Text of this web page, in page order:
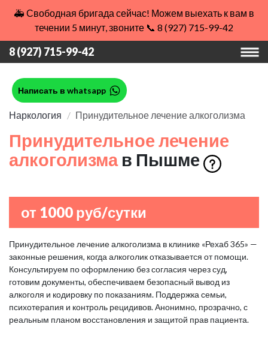
🚑 Свободная бригада сейчас! Можем выехать к вам в
течении 5 минут, звоните 📞 8 (927) 715-99-42
8 (927) 715-99-42
Написать в whatsapp
Наркология Принудительное лечение алкоголизма
Принудительное лечение
алкоголизма в Пышме
от 1000 руб/сутки
Принудительное лечение алкоголизма в клинике «Рехаб 365» —
законные решения, когда алкоголик отказывается от помощи.
Консультируем по оформлению без согласия через суд,
готовим документы, обеспечиваем безопасный вывод из
алкоголя и кодировку по показаниям. Поддержка семьи,
психотерапия и контроль рецидивов. Анонимно, прозрачно, с
реальным планом восстановления и защитой прав пациента.